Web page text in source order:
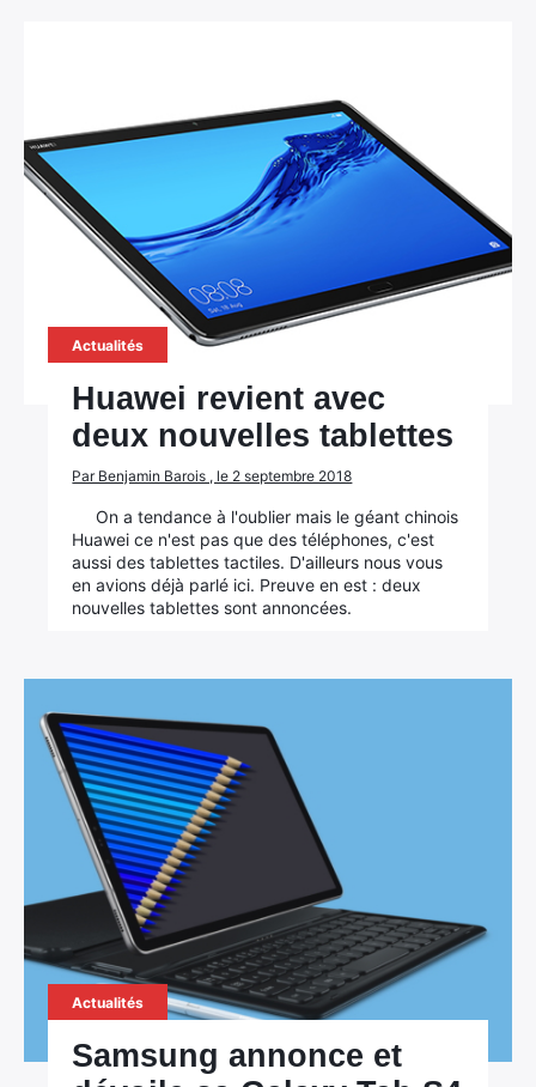
Actualités
Huawei revient avec
deux nouvelles tablettes
Par Benjamin Barois , le 2 septembre 2018
On a tendance à l'oublier mais le géant chinois
Huawei ce n'est pas que des téléphones, c'est
aussi des tablettes tactiles. D'ailleurs nous vous
en avions déjà parlé ici. Preuve en est : deux
nouvelles tablettes sont annoncées.
Actualités
Samsung annonce et